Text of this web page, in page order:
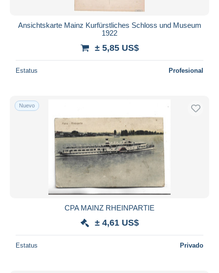
Ansichtskarte Mainz Kurfürstliches Schloss und Museum
1922
± 5,85 US$
Estatus Profesional
Nuevo
CPA MAINZ RHEINPARTIE
± 4,61 US$
Estatus Privado